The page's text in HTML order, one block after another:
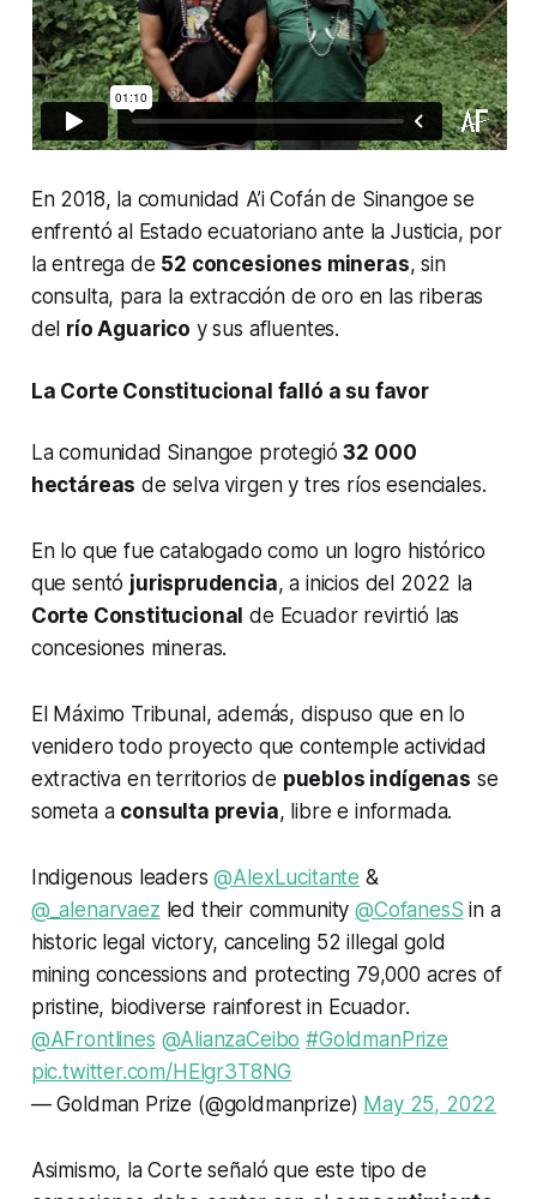
En 2018, la comunidad A’i Cofán de Sinangoe se
enfrentó al Estado ecuatoriano ante la Justicia, por
la entrega de 52 concesiones mineras, sin
consulta, para la extracción de oro en las riberas
del río Aguarico y sus afluentes.
La Corte Constitucional falló a su favor
La comunidad Sinangoe protegió32 000
hectáreas de selva virgen y tres ríos esenciales.
En lo que fue catalogado como un logro histórico
que sentó jurisprudencia, a inicios del 2022 la
Corte Constitucional de Ecuador revirtió las
concesiones mineras.
El Máximo Tribunal, además, dispuso que en lo
venidero todo proyecto que contemple actividad
extractiva en territorios de pueblos indígenas se
someta a consulta previa, libre e informada.
Indigenous leaders@AlexLucitante &
@_alenarvaez led their community@CofanesS in a
historic legal victory, canceling 52 illegal gold
mining concessions and protecting 79,000 acres of
pristine, biodiverse rainforest in Ecuador.
@AFrontlines @AlianzaCeibo #GoldmanPrize
pic.twitter.com/HElgr3T8NG
— Goldman Prize (@goldmanprize) May 25, 2022
Asimismo, la Corte señaló que este tipo de